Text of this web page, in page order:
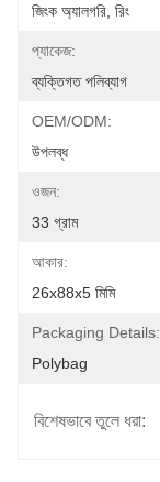
জিংক অ্যালগরি, রিং
প্যাকেজ:
ব্যক্তিগত পলিব্যাগ
OEM/ODM:
উপলব্ধ
ওজন:
33 গ্রাম
আকার:
26x88x5 মিমি
Packaging Details:
Polybag
বিশেষভাবে তুলে ধরা: